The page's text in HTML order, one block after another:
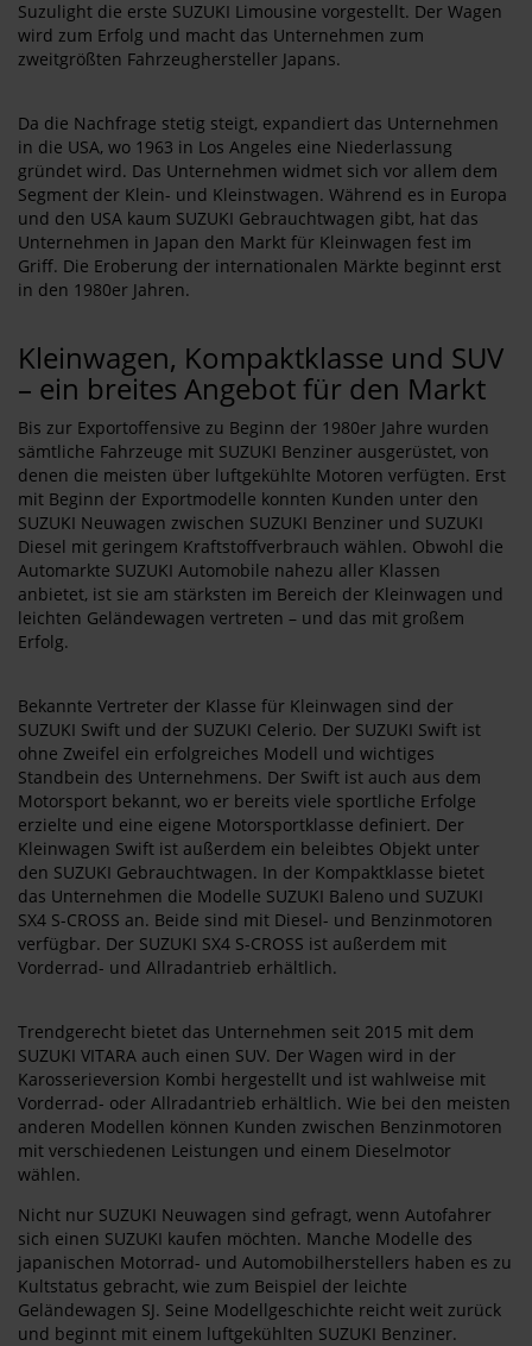
Suzulight die erste SUZUKI Limousine vorgestellt. Der Wagen
wird zum Erfolg und macht das Unternehmen zum
zweitgrößten Fahrzeughersteller Japans.
Da die Nachfrage stetig steigt, expandiert das Unternehmen
in die USA, wo 1963 in Los Angeles eine Niederlassung
gründet wird. Das Unternehmen widmet sich vor allem dem
Segment der Klein- und Kleinstwagen. Während es in Europa
und den USA kaum SUZUKI Gebrauchtwagen gibt, hat das
Unternehmen in Japan den Markt für Kleinwagen fest im
Griff. Die Eroberung der internationalen Märkte beginnt erst
in den 1980er Jahren.
Kleinwagen, Kompaktklasse und SUV
– ein breites Angebot für den Markt
Bis zur Exportoffensive zu Beginn der 1980er Jahre wurden
sämtliche Fahrzeuge mit SUZUKI Benziner ausgerüstet, von
denen die meisten über luftgekühlte Motoren verfügten. Erst
mit Beginn der Exportmodelle konnten Kunden unter den
SUZUKI Neuwagen zwischen SUZUKI Benziner und SUZUKI
Diesel mit geringem Kraftstoffverbrauch wählen. Obwohl die
Automarkte SUZUKI Automobile nahezu aller Klassen
anbietet, ist sie am stärksten im Bereich der Kleinwagen und
leichten Geländewagen vertreten – und das mit großem
Erfolg.
Bekannte Vertreter der Klasse für Kleinwagen sind der
SUZUKI Swift und der SUZUKI Celerio. Der SUZUKI Swift ist
ohne Zweifel ein erfolgreiches Modell und wichtiges
Standbein des Unternehmens. Der Swift ist auch aus dem
Motorsport bekannt, wo er bereits viele sportliche Erfolge
erzielte und eine eigene Motorsportklasse definiert. Der
Kleinwagen Swift ist außerdem ein beleibtes Objekt unter
den SUZUKI Gebrauchtwagen. In der Kompaktklasse bietet
das Unternehmen die Modelle SUZUKI Baleno und SUZUKI
SX4 S-CROSS an. Beide sind mit Diesel- und Benzinmotoren
verfügbar. Der SUZUKI SX4 S-CROSS ist außerdem mit
Vorderrad- und Allradantrieb erhältlich.
Trendgerecht bietet das Unternehmen seit 2015 mit dem
SUZUKI VITARA auch einen SUV. Der Wagen wird in der
Karosserieversion Kombi hergestellt und ist wahlweise mit
Vorderrad- oder Allradantrieb erhältlich. Wie bei den meisten
anderen Modellen können Kunden zwischen Benzinmotoren
mit verschiedenen Leistungen und einem Dieselmotor
wählen.
Nicht nur SUZUKI Neuwagen sind gefragt, wenn Autofahrer
sich einen SUZUKI kaufen möchten. Manche Modelle des
japanischen Motorrad- und Automobilherstellers haben es zu
Kultstatus gebracht, wie zum Beispiel der leichte
Geländewagen SJ. Seine Modellgeschichte reicht weit zurück
und beginnt mit einem luftgekühlten SUZUKI Benziner.